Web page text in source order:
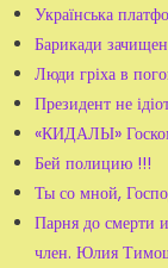
Українська
Барикади
Люди гріха в
Президент не
«КИДАЛЫ»
Бей полицию !!!
Ты со мной,
Парня до смерти
член. Юлия